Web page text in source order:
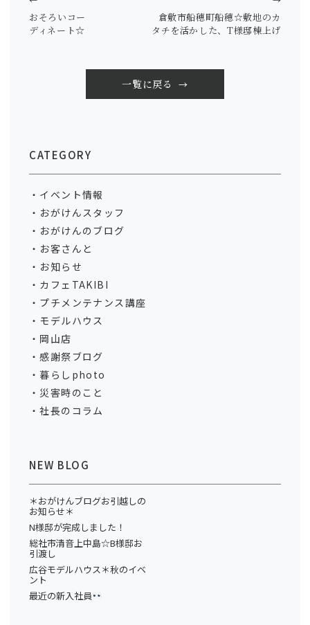
おそろいコー
ディネート☆
一覧に戻る
倉敷市船穂町船穂☆敷地のカ
タチを活かした、T様邸棟上げ
CATEGORY
イベント情報
おがけんスタッフ
おがけんのブログ
お客さんと
お知らせ
カフェTAKIBI
プチメンテナンス講座
モデルハウス
岡山店
感謝祭ブログ
暮らしphoto
災害時のこと
社長のコラム
NEW BLOG
＊おがけんブログお引越しの
お知らせ＊
N様邸が完成しました！
総社市清音上中島☆B様邸お
引渡し
広谷モデルハウス＊秋のイベ
ント
最近の新入社員